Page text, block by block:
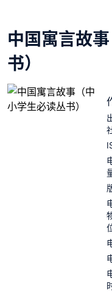
中国寓言故
书）